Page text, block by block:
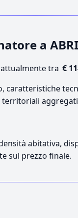
a
attualmente tra €
abitativa,
sul prezzo finale.